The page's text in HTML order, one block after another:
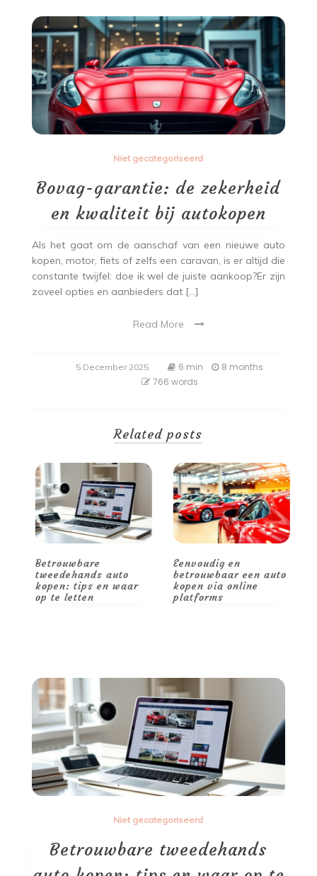
Niet gecategoriseerd
Bovag-garantie: de zekerheid
en kwaliteit bij autokopen
Als het gaat om de aanschaf van een nieuwe auto
kopen, motor, fiets of zelfs een caravan, is er altijd die
constante twijfel: doe ik wel de juiste aankoop?Er zijn
zoveel opties en aanbieders dat […]
Read More
5 December 2025 6 min
8 months
766 words
Related posts
Betrouwbare
tweedehands auto
kopen: tips en waar
op te letten
Eenvoudig en
betrouwbaar een auto
kopen via online
platforms
Niet gecategoriseerd
Betrouwbare tweedehands